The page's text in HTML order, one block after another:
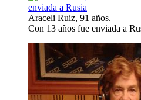
Araceli Ruiz, 91 años.
Con 13 años fue enviada a